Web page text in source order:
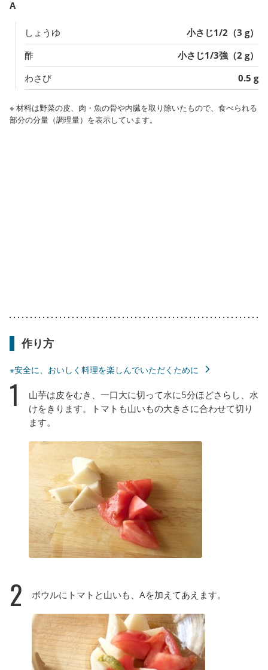
A
しょうゆ
小さじ1/2（3 g）
酢
小さじ1/3強（2 g）
わさび
0.5 g
※ 材料は野菜の皮、肉・魚の骨や内臓を取り除いたもので、食べられる
部分の分量（調理量）を表示しています。
作り方
※安全に、おいしく料理を楽しんでいただくために
1
山芋は皮をむき、一口大に切って水に5分ほどさらし、水
けをきります。トマトも山いもの大きさに合わせて切り
ます。
2 ボウルにトマトと山いも、Aを加えてあえます。